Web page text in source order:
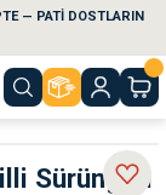
— PATİ DOSTLARIN
Sürüngen